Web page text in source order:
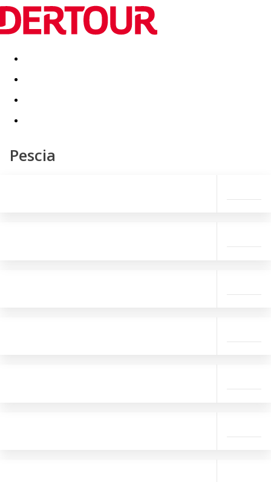
Destinatii Vacanta perfecta OFERTE DE NERATAT
Pescia